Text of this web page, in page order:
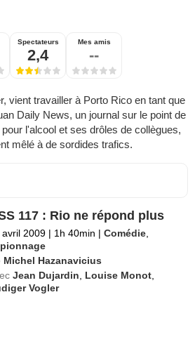
Spectateurs
2,4
Mes amis
--
vient travailler à Porto Rico en tant que
Daily News, un journal sur le point de
l'alcool et ses drôles de collègues,
mêlé à de sordides trafics.
117 : Rio ne répond plus
avril 2009 | 1h 40min | Comédie,
Michel Hazanavicius
Jean Dujardin, Louise Monot,
Vogler